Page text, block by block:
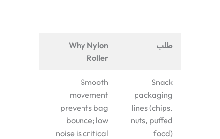
طلب
Why Nylon
Roller
Snack
packaging
lines (chips,
nuts, puffed
food)
Smooth
movement
prevents bag
bounce; low
noise is critical